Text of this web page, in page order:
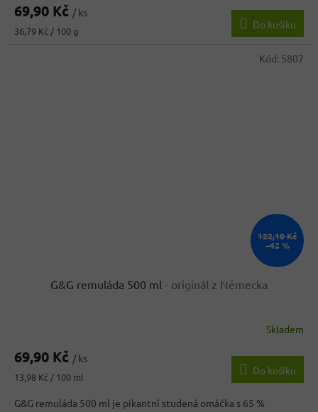
69,90 Kč / ks
Měrná
36,79 Kč / 100 g
Do košíku
122,10 Kč
–42 %
G&G remuláda 500 ml - originál z Německa
produktu
4,1
z
Skladem
69,90 Kč / ks
Měrná
13,98 Kč / 100 ml
Do košíku
G&G remuláda 500 ml je pikantní studená omáčka s 65 %
Kód: 5807